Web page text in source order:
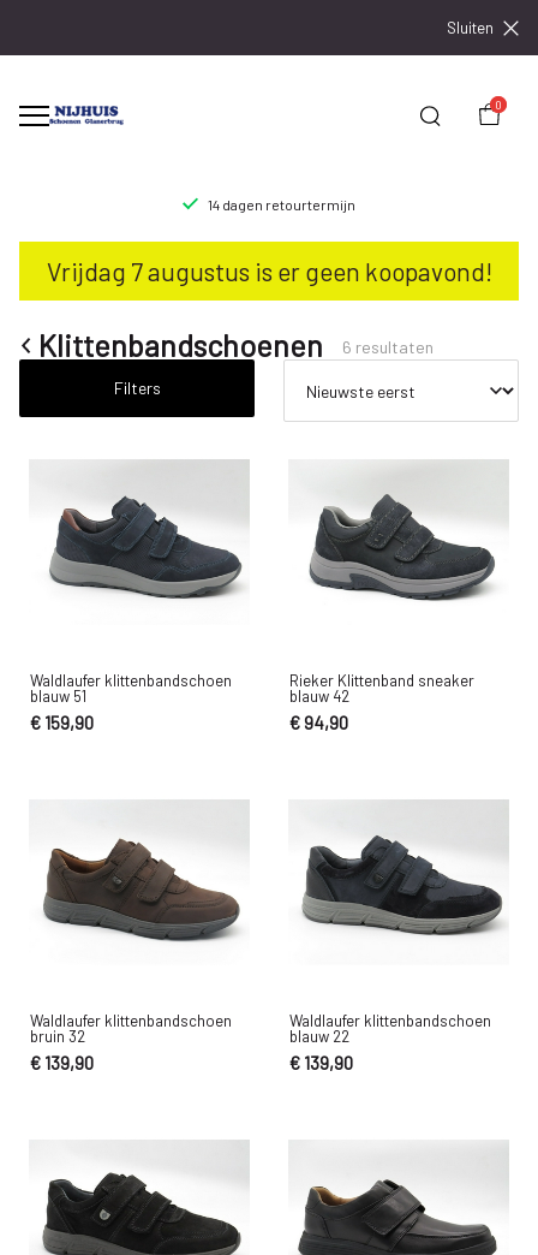
Sluiten
0
14 dagen retourtermijn
Klittenbandschoenen
Nijhuisschoenen
Vrijdag 7 augustus is er geen koopavond!
Klittenbandschoenen 6 resultaten
Filters
Waldlaufer klittenbandschoen
blauw 51
€ 159,90
Rieker Klittenband sneaker
blauw 42
€ 94,90
Waldlaufer klittenbandschoen
bruin 32
€ 139,90
Waldlaufer klittenbandschoen
blauw 22
€ 139,90